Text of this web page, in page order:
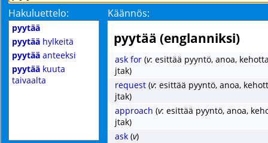
Hakuluettelo: Käännös:
pyytää
pyytää hylkeitä
pyytää anteeksi
pyytää kuuta
taivaalta
pyytää (englanniksi)
ask for (v: esittää pyyntö, anoa,
jtak)
request (v: esittää pyyntö, anoa,
jtak)
approach (v: esittää pyyntö, anoa,
jtak)
ask (v)